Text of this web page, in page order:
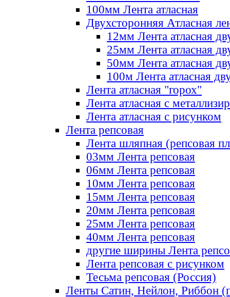
100мм Лента атласная
Двухсторонняя Атласная
12мм Лента атласная
25мм Лента атласная
50мм Лента атласная
100м Лента атласная
Лента атласная "горох"
Лента атласная с
Лента атласная с рисунком
Лента репсовая
Лента шляпная (репсовая
03мм Лента репсовая
06мм Лента репсовая
10мм Лента репсовая
15мм Лента репсовая
20мм Лента репсовая
25мм Лента репсовая
40мм Лента репсовая
другие ширины Лента
Лента репсовая с рисунком
Тесьма репсовая (Россия)
Ленты Сатин, Нейлон, Риббон